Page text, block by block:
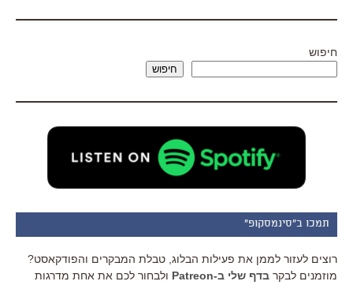
חיפוש
חיפוש
תמכו ב"סינמסקופ"
רוצים לעזור לממן את פעילות הבלוג, טבלת המבקרים והפודקאסט?
מוזמנים לבקר בדף שלי ב-Patreon
ולבחור לכם את אחת מדרגות